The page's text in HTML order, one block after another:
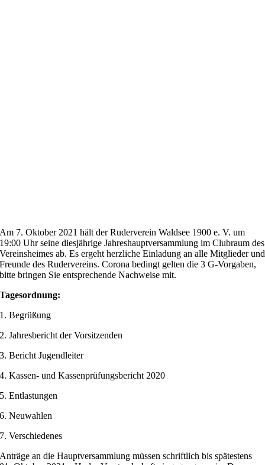
Am 7. Oktober 2021 hält der Ruderverein Waldsee 1900 e. V. um
19:00 Uhr seine diesjährige Jahreshauptversammlung im Clubraum des
Vereinsheimes ab. Es ergeht herzliche Einladung an alle Mitglieder und
Freunde des Rudervereins. Corona bedingt gelten die 3 G-Vorgaben,
bitte bringen Sie entsprechende Nachweise mit.
Tagesordnung:
1. Begrüßung
2. Jahresbericht der Vorsitzenden
3. Bericht Jugendleiter
4. Kassen- und Kassenprüfungsbericht 2020
5. Entlastungen
6. Neuwahlen
7. Verschiedenes
Anträge an die Hauptversammlung müssen schriftlich bis spätestens